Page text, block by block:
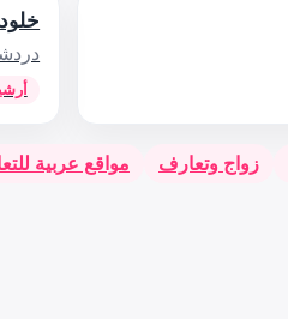
خلود،
زواج وتعارف مواقع عربية